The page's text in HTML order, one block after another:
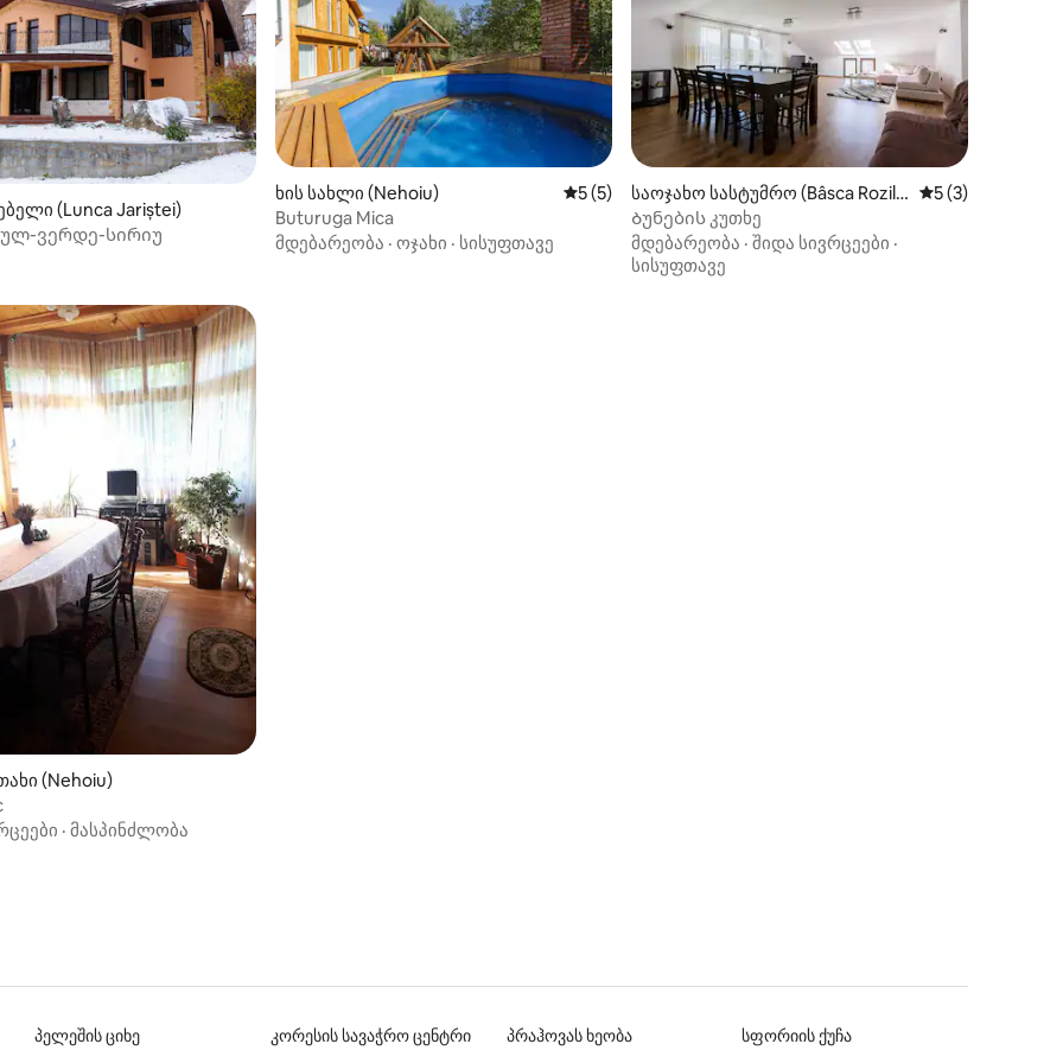
(Lunca Jariștei)
ვერდე-სირიუ
ხის სახლი (Nehoiu) საშუალო შეფასებაა 5‑დან 5, 5 მიმოხილვა
5 (5)
Buturuga Mica
მდებარეობა · ოჯახი · სისუფთავე
საოჯახო სასტუმრო (Bâsca Rozile
i)
საშუალო
5 (3)
Ბუნების კუთხე
მდებარეობა · შიდა სივრცეები ·
სისუფთავე
4,95, 19 მიმოხილვა
(Nehoiu)
· მასპინძლობა
პელეშის ციხე კორესის სავაჭრო ცენტრი პრაჰოვას ხეობა სფორიის ქუჩა